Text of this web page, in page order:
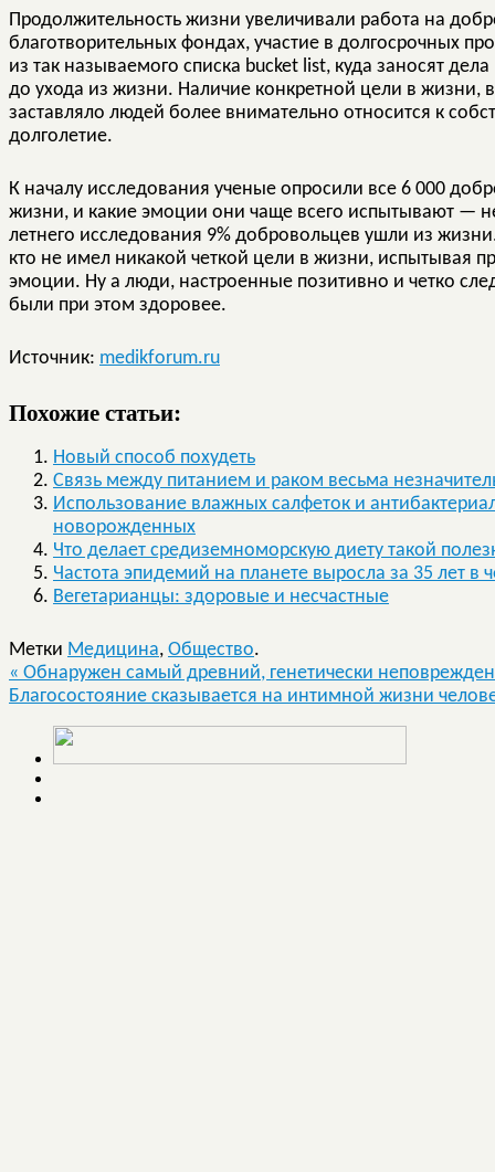
Продолжительность жизни увеличивали работа на
благотворительных фондах, участие в долгосрочных
из так называемого списка bucket list, куда заносят
до ухода из жизни. Наличие конкретной цели в жизни,
заставляло людей более внимательно относится к
долголетие.
К началу исследования ученые опросили все 6 000
жизни, и какие эмоции они чаще всего испытывают —
летнего исследования 9% добровольцев ушли из
кто не имел никакой четкой цели в жизни, испытывая
эмоции. Ну а люди, настроенные позитивно и четко
были при этом здоровее.
Источник: medikforum.ru
Похожие статьи:
Новый способ похудеть
Cвязь между питанием и раком весьма
Использование влажных салфеток и
новорожденных
Что делает средиземноморскую диету такой
Частота эпидемий на планете выросла за 35 лет в
Вегетарианцы: здоровые и несчастные
Метки Медицина, Общество.
« Обнаружен самый древний, генетически
Благосостояние сказывается на интимной жизни